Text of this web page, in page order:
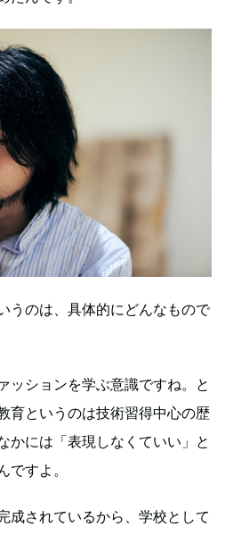
うのは、具体的にどんなもので
ッションを学ぶ意識ですね。と
育というのは技術習得中心の歴
かには「表現しなくていい」と
すよ。
成されているから、学校として